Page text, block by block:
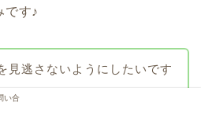
です♪
見逃さないようにしたいです
い合